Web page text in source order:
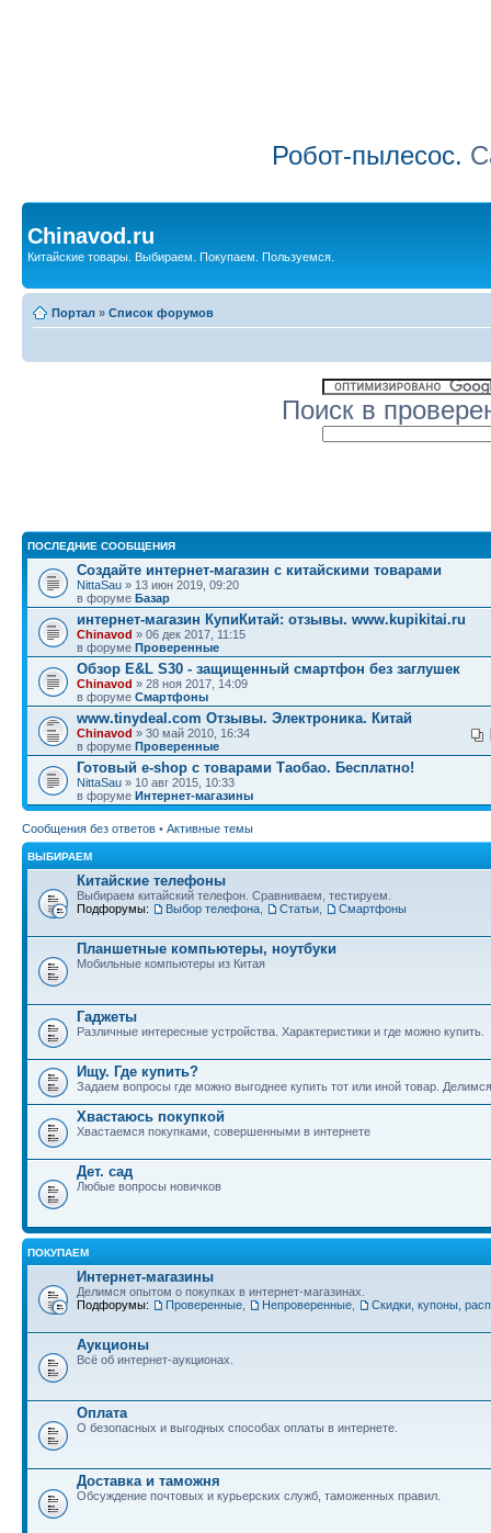
Робот-пылесос.
Chinavod.ru
Китайские товары. Выбираем. Покупаем. Пользуемся.
Портал » Список форумов
Поиск в
ПОСЛЕДНИЕ СООБЩЕНИЯ
Создайте интернет-магазин с китайскими товарами
NittaSau » 13 июн 2019, 09:20
в форуме Базар
интернет-магазин КупиКитай: отзывы. www.kupikitai.ru
Chinavod » 06 дек 2017, 11:15
в форуме Проверенные
Обзор E&L S30 - защищенный смартфон без заглушек
Chinavod » 28 ноя 2017, 14:09
в форуме Смартфоны
www.tinydeal.com Отзывы. Электроника. Китай
Chinavod » 30 май 2010, 16:34
в форуме Проверенные
Готовый e-shop с товарами Таобао. Бесплатно!
NittaSau » 10 авг 2015, 10:33
в форуме Интернет-магазины
Сообщения без ответов • Активные темы
ВЫБИРАЕМ
Китайские телефоны
Выбираем китайский телефон. Сравниваем, тестируем.
Подфорумы:
Выбор телефона Статьи Смартфоны
Планшетные компьютеры, ноутбуки
Мобильные компьютеры из Китая
Гаджеты
Различные интересные устройства. Характеристики и где можно купить.
Ищу. Где купить?
Задаем вопросы где можно выгоднее купить тот или иной товар.
Хвастаюсь покупкой
Хвастаемся покупками, совершенными в интернете
Дет. сад
Любые вопросы новичков
ПОКУПАЕМ
Интернет-магазины
Делимся опытом о покупках в интернет-магазинах.
Подфорумы:
Проверенные Непроверенные Скидки, купоны,
Аукционы
Всё об интернет-аукционах.
Оплата
О безопасных и выгодных способах оплаты в интернете.
Доставка и таможня
Обсуждение почтовых и курьерских служб, таможенных правил.